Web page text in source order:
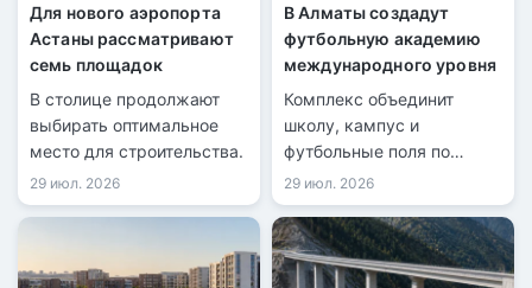
Для нового аэропорта
Астаны рассматривают
семь площадок
В столице продолжают
выбирать оптимальное
место для строительства.
29 июл. 2026
В Алматы создадут
футбольную академию
международного уровня
Комплекс объединит
школу, кампус и
футбольные поля по
стандартам FIFA.
29 июл. 2026